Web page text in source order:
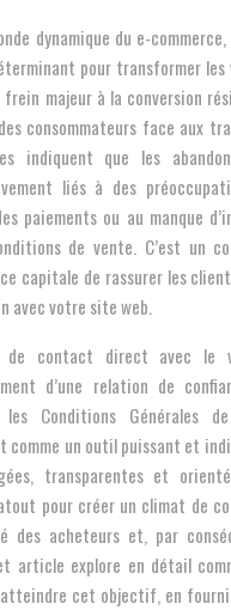
pour transformer
frein majeur à la conversion
consommateurs face aux
indiquent que les
liés à des
paiements ou au manque
de vente. C’est un
capitale de rassurer les
avec votre site web.
de contact direct avec le
d’une relation de
les Conditions Générales
comme un outil puissant et
transparentes et
pour créer un climat de
des acheteurs et, par
article explore en détail
atteindre cet objectif, en